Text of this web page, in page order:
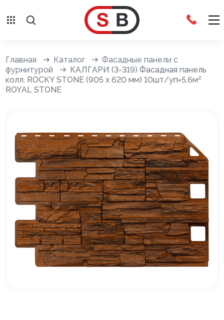
Сайдинг с фурнитурой
Водосточные системы
Дренажная система
Отливы
Террасная доска
Внутренняя отделка
Вагонка ПВХ
Главная Каталог
Фасадные панели с
фурнитурой
КАЛГАРИ (3-319) Фасадная панель
колл. ROCKY STONE (905 х 620 мм) 10шт/уп=5,6м²
ROYAL STONE